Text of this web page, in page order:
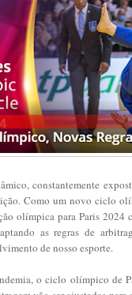
constantemente
Como um novo ciclo
olímpica para Paris 2024
as regras de
de nosso esporte.
o ciclo olímpico de